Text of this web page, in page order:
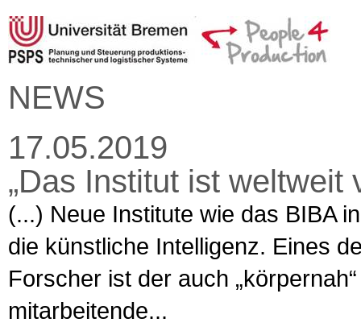
NEWS
17.05.2019
„Das Institut ist weltweit
(...) Neue Institute wie das BIBA
die künstliche Intelligenz. Eines
Forscher ist der auch
mitarbeitende...